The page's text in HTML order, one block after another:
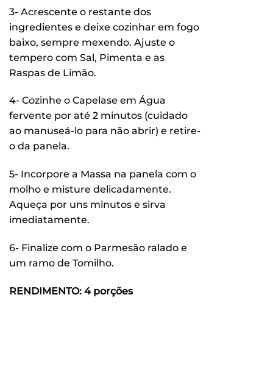
3- Acrescente o restante dos
ingredientes e deixe cozinhar em fogo
baixo, sempre mexendo. Ajuste o
tempero com Sal, Pimenta e as
Raspas de Limão.
4- Cozinhe o Capelase em Água
fervente por até 2 minutos (cuidado
ao manuseá-lo para não abrir) e retire-
o da panela.
5- Incorpore a Massa na panela com o
molho e misture delicadamente.
Aqueça por uns minutos e sirva
imediatamente.
6- Finalize com o Parmesão ralado e
um ramo de Tomilho.
RENDIMENTO: 4 porções